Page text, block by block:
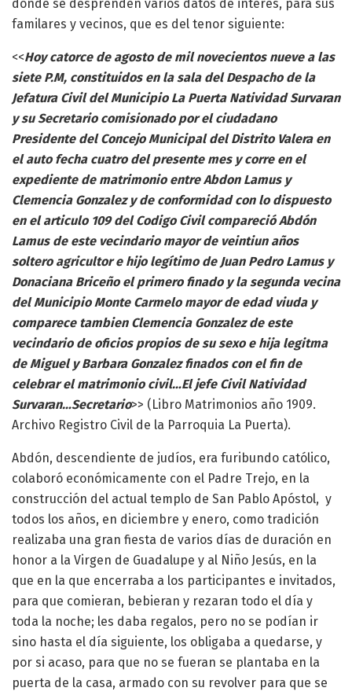
donde se desprenden varios datos de interes, para sus
familares y vecinos, que es del tenor siguiente:
<<Hoy catorce de agosto de mil novecientos nueve a las
siete P.M, constituidos en la sala del Despacho de la
Jefatura Civil del Municipio La Puerta Natividad Survaran
y su Secretario comisionado por el ciudadano
Presidente del Concejo Municipal del Distrito Valera en
el auto fecha cuatro del presente mes y corre en el
expediente de matrimonio entre Abdon Lamus y
Clemencia Gonzalez y de conformidad con lo dispuesto
en el articulo 109 del Codigo Civil compareció Abdón
Lamus de este vecindario mayor de veintiun años
soltero agricultor e hijo legítimo de Juan Pedro Lamus y
Donaciana Briceño el primero finado y la segunda vecina
del Municipio Monte Carmelo mayor de edad viuda y
comparece tambien Clemencia Gonzalez de este
vecindario de oficios propios de su sexo e hija legitma
de Miguel y Barbara Gonzalez finados con el fin de
celebrar el matrimonio civil…El jefe Civil Natividad
Survaran…Secretario>> (Libro Matrimonios año 1909.
Archivo Registro Civil de la Parroquia La Puerta).
Abdón, descendiente de judíos, era furibundo católico,
colaboró económicamente con el Padre Trejo, en la
construcción del actual templo de San Pablo Apóstol, y
todos los años, en diciembre y enero, como tradición
realizaba una gran fiesta de varios días de duración en
honor a la Virgen de Guadalupe y al Niño Jesús, en la
que en la que encerraba a los participantes e invitados,
para que comieran, bebieran y rezaran todo el día y
toda la noche; les daba regalos, pero no se podían ir
sino hasta el día siguiente, los obligaba a quedarse, y
por si acaso, para que no se fueran se plantaba en la
puerta de la casa, armado con su revolver para que se